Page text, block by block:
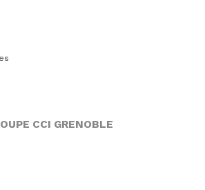
CCI GRENOBLE